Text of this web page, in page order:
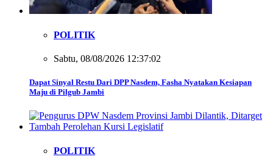
POLITIK
Sabtu, 08/08/2026 12:37:02
Dapat Sinyal Restu Dari DPP Nasdem, Fasha Nyatakan Kesiapan
Maju di Pilgub Jambi
POLITIK